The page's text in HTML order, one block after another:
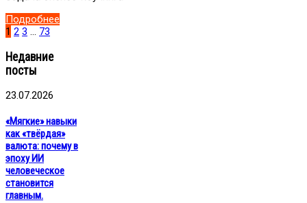
Подробнее
1 2 3 … 73
Недавние
посты
23.07.2026
«Мягкие» навыки
как «твёрдая»
валюта: почему в
эпоху ИИ
человеческое
становится
главным.